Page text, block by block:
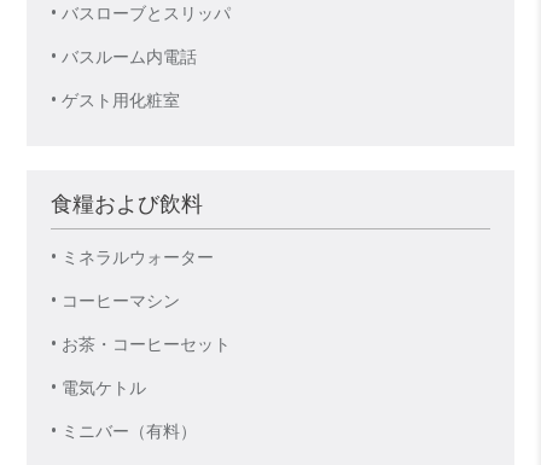
• バスローブとスリッパ
• バスルーム内電話
• ゲスト用化粧室
食糧および飲料
• ミネラルウォーター
• コーヒーマシン
• お茶・コーヒーセット
• 電気ケトル
• ミニバー（有料）